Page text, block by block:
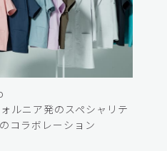
ルニア発のスペシャリテ
コラボレーション